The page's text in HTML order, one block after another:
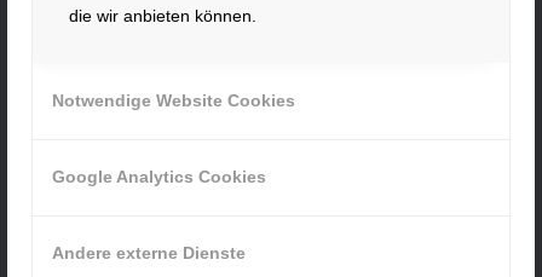
die wir anbieten können.
Notwendige Website Cookies
Google Analytics Cookies
Andere externe Dienste
» Cookie-Einstellungen